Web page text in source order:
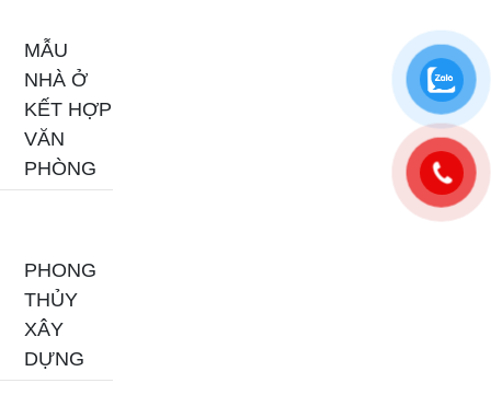
MẪU
NHÀ Ở
KẾT HỢP
VĂN
PHÒNG
PHONG
THỦY
XÂY
DỰNG